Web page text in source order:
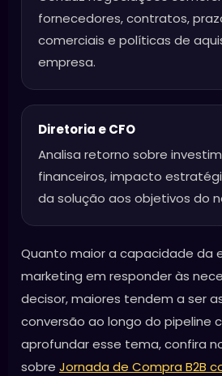
fornecedores, contratos,
comerciais e políticas de
empresa.
Diretoria e CFO
Analisa retorno sobre
financeiros, impacto
da solução aos objetivos do
Quanto maior a capacidade da
marketing em responder às
decisor, maiores tendem a ser
conversão ao longo do pipeline
aprofundar esse tema, confira
sobre Jornada de Compra B2B